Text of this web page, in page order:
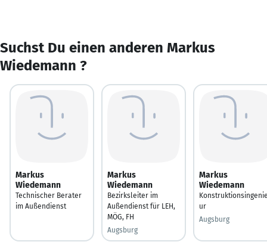
Suchst Du einen anderen Markus
Wiedemann ?
Markus
Wiedemann
Technischer Berater
im Außendienst
Markus
Wiedemann
Bezirksleiter im
Außendienst für LEH,
MÖG, FH
Augsburg
Markus
Wiedemann
ur
Augsburg